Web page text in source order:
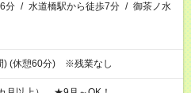
分 / 水道橋駅から徒歩7分 / 御茶ノ水
) (休憩60分) ※残業なし